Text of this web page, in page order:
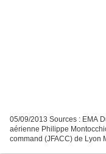
05/09/2013 Sources : EMA
aérienne Philippe
command (JFACC) de Lyon